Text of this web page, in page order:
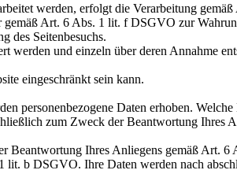
werden, erfolgt die Verarbeitung
Art. 6 Abs. 1 lit. f DSGVO zur
des Seitenbesuchs.
werden und einzeln über deren Annahme
eingeschränkt sein kann.
personenbezogene Daten erhoben.
zum Zweck der Beantwortung Ihres
Beantwortung Ihres Anliegens gemäß
b DSGVO. Ihre Daten werden nach